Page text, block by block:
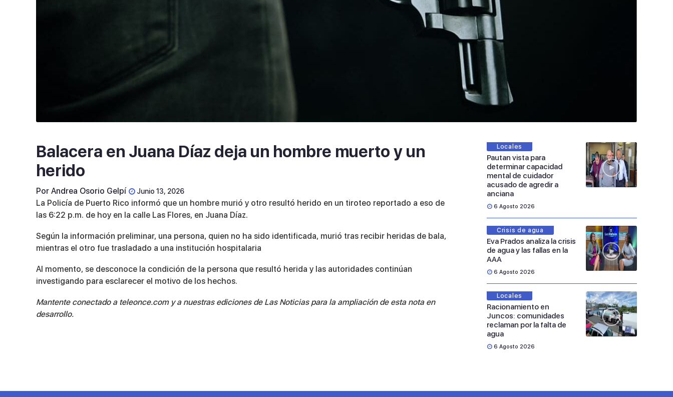
Balacera en Juana Díaz deja un hombre muerto y un
herido
Por Andrea Osorio Gelpí Junio 13, 2026
La Policía de Puerto Rico informó que un hombre murió y otro resultó herido en un tiroteo reportado a eso de
las 6:22 p.m. de hoy en la calle Las Flores, en Juana Díaz.
Según la información preliminar, una persona, quien no ha sido identificada, murió tras recibir heridas de bala,
mientras el otro fue trasladado a una institución hospitalaria
Al momento, se desconoce la condición de la persona que resultó herida y las autoridades continúan
investigando para esclarecer el motivo de los hechos.
Mantente conectado a teleonce.com y a nuestras ediciones de Las Noticias para la ampliación de esta nota en
desarrollo.
Locales
Pautan vista para
determinar capacidad
mental de cuidador
acusado de agredir a
anciana
6 Agosto 2026
Crisis de agua
Eva Prados analiza la crisis
de agua y las fallas en la
AAA
6 Agosto 2026
Locales
Racionamiento en
Juncos: comunidades
reclaman por la falta de
agua
6 Agosto 2026